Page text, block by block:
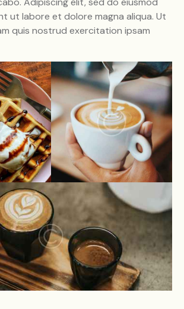
ut labore et dolore magna aliqua. Ut
quis nostrud exercitation ipsam